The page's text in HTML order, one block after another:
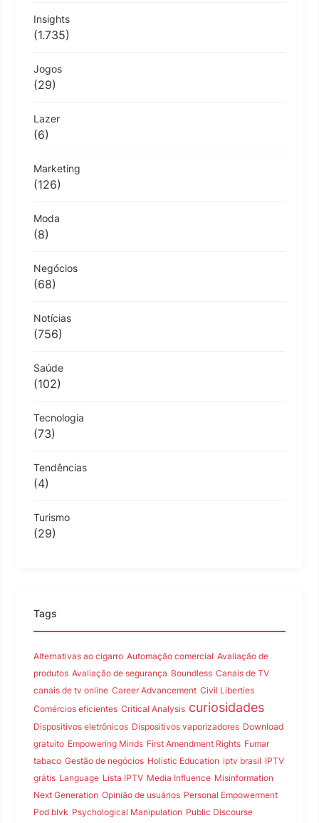
Insights
(1.735)
Jogos
(29)
Lazer
(6)
Marketing
(126)
Moda
(8)
Negócios
(68)
Notícias
(756)
Saúde
(102)
Tecnologia
(73)
Tendências
(4)
Turismo
(29)
Tags
Alternativas ao cigarro Automação comercial Avaliação de
produtos Avaliação de segurança Boundless Canais de TV
canais de tv online Career Advancement Civil Liberties
Comércios eficientes Critical Analysis curiosidades
Dispositivos eletrônicos Dispositivos vaporizadores Download
gratuito Empowering Minds First Amendment Rights Fumar
tabaco Gestão de negócios Holistic Education iptv brasil IPTV
grátis Language Lista IPTV Media Influence Misinformation
Next Generation Opinião de usuários Personal Empowerment
Pod blvk Psychological Manipulation Public Discourse